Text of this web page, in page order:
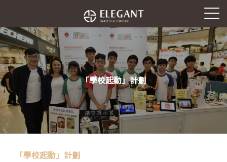
「學校起動」計劃
「學校起動」計劃